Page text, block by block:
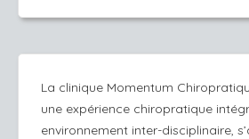
La clinique Momentum
une expérience chiropratique
environnement inter-disciplinaire,